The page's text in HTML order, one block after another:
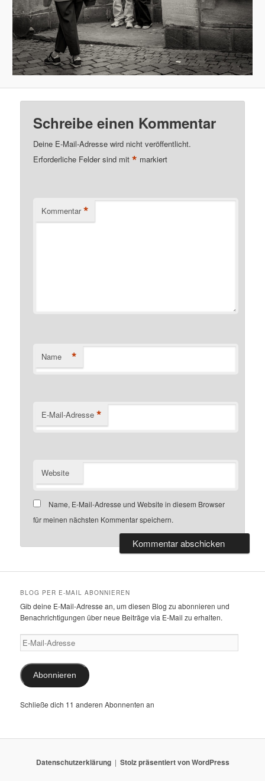
Schreibe einen Kommentar
Deine E-Mail-Adresse wird nicht veröffentlicht.
Erforderliche Felder sind mit* markiert
Kommentar *
Name *
E-Mail-Adresse *
Website
Name, E-Mail-Adresse und Website in diesem Browser
für meinen nächsten Kommentar speichern.
BLOG PER E-MAIL ABONNIEREN
Gib deine E-Mail-Adresse an, um diesen Blog zu abonnieren und
Benachrichtigungen über neue Beiträge via E-Mail zu erhalten.
E-
Mail-
Adresse
Abonnieren
Schließe dich 11 anderen Abonnenten an
Datenschutzerklärung Stolz präsentiert von WordPress